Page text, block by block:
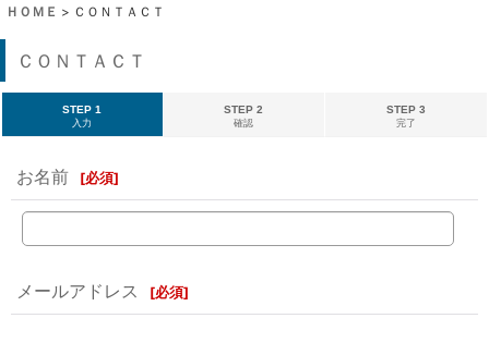
ＨＯＭＥ > ＣＯＮＴＡＣＴ
ＣＯＮＴＡＣＴ
STEP 1
入力
STEP 2
確認
STEP 3
完了
お名前 [必須]
メールアドレス [必須]